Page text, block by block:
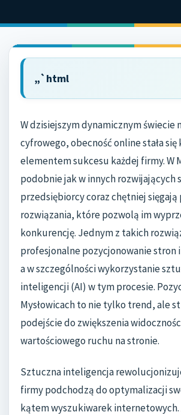
„`html
W dzisiejszym dynamicznym świecie
cyfrowego, obecność online stała
elementem sukcesu każdej firmy. W
podobnie jak w innych rozwijających
przedsiębiorcy coraz chętniej sięgają
rozwiązania, które pozwolą im
konkurencję. Jednym z takich
profesjonalne pozycjonowanie
a w szczególności wykorzystanie
inteligencji (AI) w tym procesie.
Mysłowicach to nie tylko trend, ale
podejście do zwiększenia
wartościowego ruchu na stronie.
Sztuczna inteligencja
firmy podchodzą do optymalizacji
kątem wyszukiwarek internetowych.